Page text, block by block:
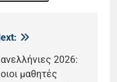
2026:
μαθητές